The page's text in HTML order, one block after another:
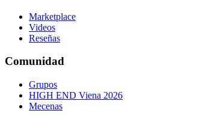
Marketplace
Videos
Reseñas
Comunidad
Grupos
HIGH END Viena 2026
Mecenas